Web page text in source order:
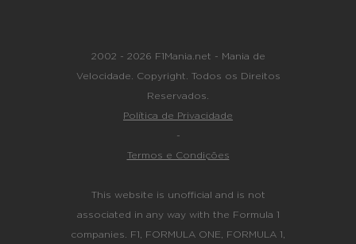
2002 - 2026 F1Mania.net - Mania de
Velocidade. Copyright. Todos os Direitos
Reservados.
Política de Privacidade
-
Termos e Condições
This website is unofficial and is not
associated in any way with the Formula 1
companies. F1, FORMULA ONE, FORMULA 1,